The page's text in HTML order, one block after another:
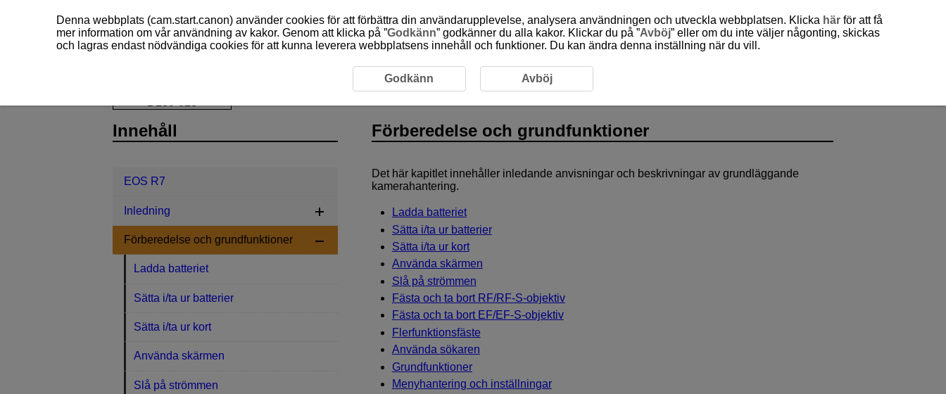
Förberedelse och grundfunktioner
Det här kapitlet innehåller inledande anvisningar och beskrivningar av grundläggande
kamerahantering.
Ladda batteriet
Sätta i/ta ur batterier
Sätta i/ta ur kort
Använda skärmen
Slå på strömmen
Fästa och ta bort RF/RF-S-objektiv
Fästa och ta bort EF/EF-S-objektiv
Flerfunktionsfäste
Använda sökaren
Grundfunktioner
Menyhantering och inställningar
Innehåll
EOS R7
Inledning
Förberedelse och grundfunktioner
Ladda batteriet
Sätta i/ta ur batterier
Sätta i/ta ur kort
Använda skärmen
Slå på strömmen
Denna webbplats (cam.start.canon) använder cookies för att förbättra din användarupplevelse, analysera användningen och utveckla webbplatsen. Klicka här för att få
mer information om vår användning av kakor. Genom att klicka på ”Godkänn” godkänner du alla kakor. Klickar du på ”Avböj” eller om du inte väljer någonting, skickas
och lagras endast nödvändiga cookies för att kunna leverera webbplatsens innehåll och funktioner. Du kan ändra denna inställning när du vill.
Godkänn Avböj